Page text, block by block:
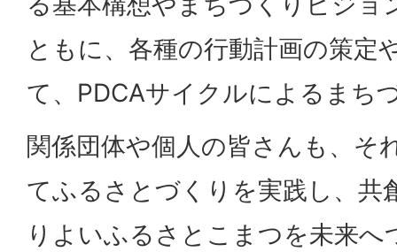
ともに、各種の行動計画の策定
て、PDCAサイクルによるまち
関係団体や個人の皆さんも、そ
てふるさとづくりを実践し、共
りよいふるさとこまつを未来